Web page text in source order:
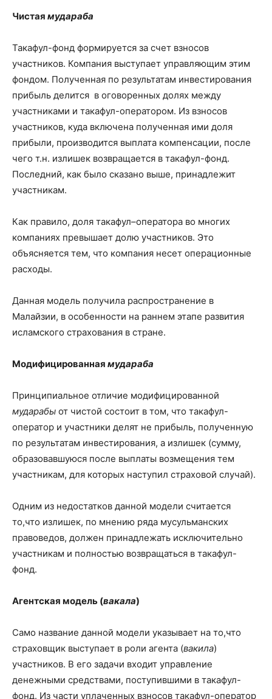
Чистая мудараба
Такафул-фонд формируется за счет взносов
участников. Компания выступает управляющим этим
фондом. Полученная по результатам инвестирования
прибыль делится в оговоренных долях между
участниками и такафул-оператором. Из взносов
участников, куда включена полученная ими доля
прибыли, производится выплата компенсации, после
чего т.н. излишек возвращается в такафул-фонд.
Последний, как было сказано выше, принадлежит
участникам.
Как правило, доля такафул–оператора во многих
компаниях превышает долю участников. Это
объясняется тем, что компания несет операционные
расходы.
Данная модель получила распространение в
Малайзии, в особенности на раннем этапе развития
исламского страхования в стране.
Модифицированная мудараба
Принципиальное отличие модифицированной
мударабы от чистой состоит в том, что такафул-
оператор и участники делят не прибыль, полученную
по результатам инвестирования, а излишек (сумму,
образовавшуюся после выплаты возмещения тем
участникам, для которых наступил страховой случай).
Одним из недостатков данной модели считается
то,что излишек, по мнению ряда мусульманских
правоведов, должен принадлежать исключительно
участникам и полностью возвращаться в такафул-
фонд.
Агентская модель (вакала)
Само название данной модели указывает на то,что
страховщик выступает в роли агента (вакила)
участников. В его задачи входит управление
денежными средствами, поступившими в такафул-
фонд. Из части уплаченных взносов такафул-оператор